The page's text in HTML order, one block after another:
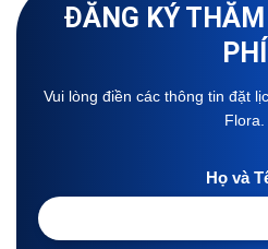
ĐĂNG KÝ
PHÍ
Vui lòng điền các thông tin đặt
Flora.
Họ và